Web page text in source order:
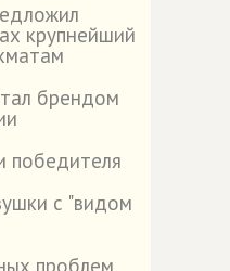
крупнейший
брендом
победителя
с "видом
проблем